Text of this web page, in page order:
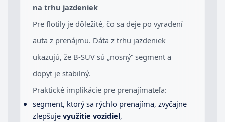
na trhu jazdeniek
Pre flotily je dôležité, čo sa deje po vyradení
auta z prenájmu. Dáta z trhu jazdeniek
ukazujú, že B-SUV sú „nosný“ segment a
dopyt je stabilný.
Praktické implikácie pre prenajímateľa:
segment, ktorý sa rýchlo prenajíma, zvyčajne
zlepšuje využitie vozidiel,